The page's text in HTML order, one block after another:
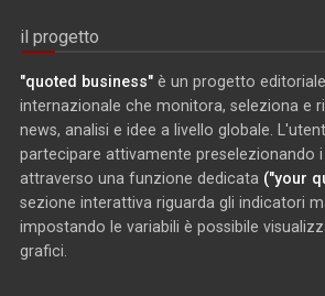
il progetto
"quoted business" è un progetto
internazionale che monitora, seleziona e
news, analisi e idee a livello globale.
partecipare attivamente preselezionando
attraverso una funzione dedicata ("your
sezione interattiva riguarda gli indicatori
impostando le variabili è possibile
grafici.